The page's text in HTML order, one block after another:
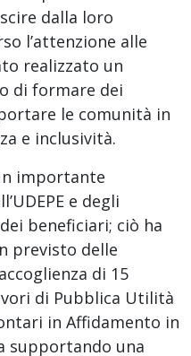
dalla loro
l’attenzione alle
realizzato un
di formare dei
le comunità in
e inclusività.
importante
e degli
beneficiari; ciò ha
previsto delle
di 15
di Pubblica Utilità
in Affidamento in
supportando una